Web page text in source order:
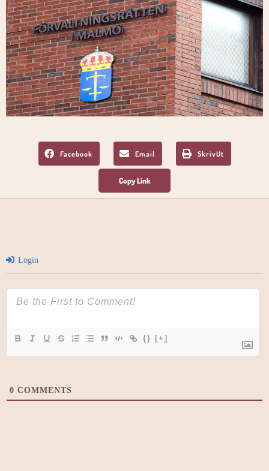
Facebook Email SkrivUt
Login
{} [+]
0 COMMENTS